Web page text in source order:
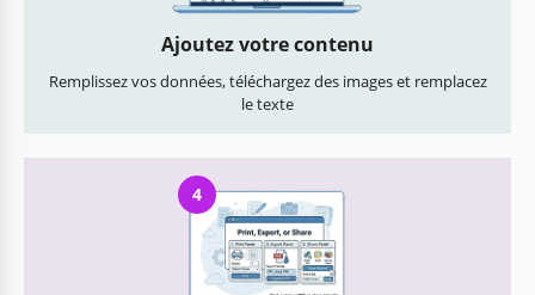
Ajoutez votre contenu
Remplissez vos données, téléchargez des images et remplacez
le texte
4